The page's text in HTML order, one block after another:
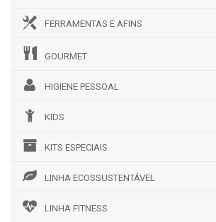
FERRAMENTAS E AFINS
GOURMET
HIGIENE PESSOAL
KIDS
KITS ESPECIAIS
LINHA ECOSSUSTENTÁVEL
LINHA FITNESS